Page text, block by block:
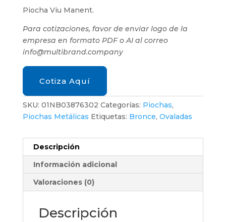
Piocha Viu Manent.
Para cotizaciones, favor de enviar logo de la
empresa en formato PDF o AI al correo
info@multibrand.company
Cotiza Aquí
SKU: 01NB03876302 Categorías: Piochas,
Piochas Metálicas Etiquetas: Bronce, Ovaladas
Descripción
Información adicional
Valoraciones (0)
Descripción